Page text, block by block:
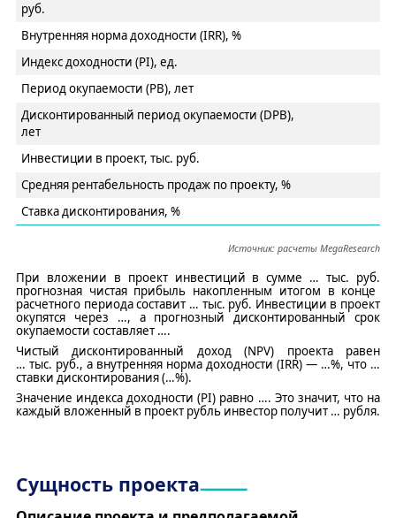
руб.
Внутренняя норма доходности (IRR), %
Индекс доходности (PI), ед.
Период окупаемости (PB), лет
Дисконтированный период окупаемости (DPB),
лет
Инвестиции в проект, тыс. руб.
Средняя рентабельность продаж по проекту, %
Ставка дисконтирования, %
Источник: расчеты MegaResearch
При вложении в проект инвестиций в сумме … тыс. руб.
прогнозная чистая прибыль накопленным итогом в конце
расчетного периода составит … тыс. руб. Инвестиции в проект
окупятся через …, а прогнозный дисконтированный срок
окупаемости составляет ….
Чистый дисконтированный доход (NPV) проекта равен
… тыс. руб., а внутренняя норма доходности (IRR) — …%, что …
ставки дисконтирования (…%).
Значение индекса доходности (PI) равно …. Это значит, что на
каждый вложенный в проект рубльинвестор получит … рубля.
Сущность проекта